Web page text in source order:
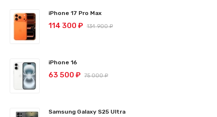
iPhone 17 Pro Max
114 300 ₽ 134 900 ₽
iPhone 16
63 500 ₽ 75 000 ₽
Samsung Galaxy S25 Ultra